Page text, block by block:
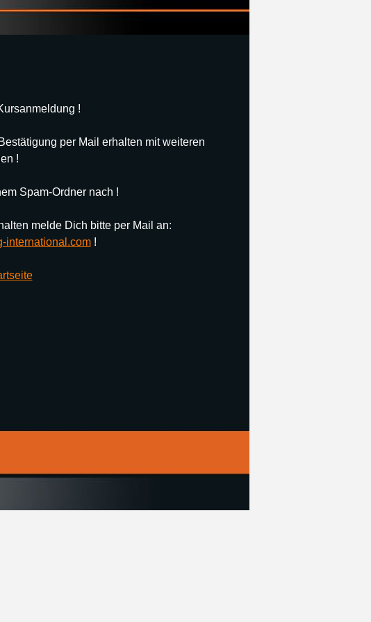
!
per Mail erhalten mit weiteren
!
Spam-Ordner nach !
melde Dich bitte per Mail an:
international.com!